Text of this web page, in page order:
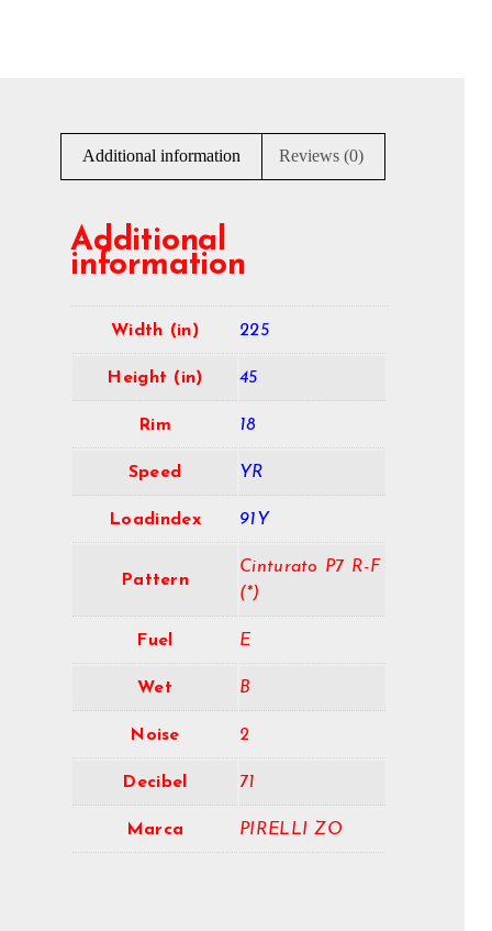
Additional information Reviews (0)
Additional
information
Width (in) 225
Height (in) 45
Rim 18
Speed YR
Loadindex 91Y
Pattern
Cinturato P7 R-F
(*)
Fuel E
Wet B
Noise 2
Decibel 71
Marca PIRELLI ZO